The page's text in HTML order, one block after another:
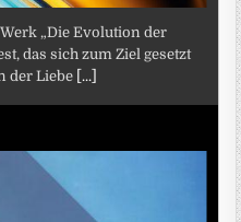
„Die Evolution der
das sich zum Ziel gesetzt
der Liebe [...]